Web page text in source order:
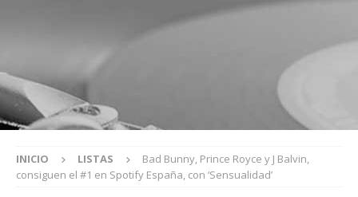
INICIO LISTAS
Bad Bunny, Prince Royce y J Balvin,
consiguen el #1 en Spotify España, con ‘Sensualidad’